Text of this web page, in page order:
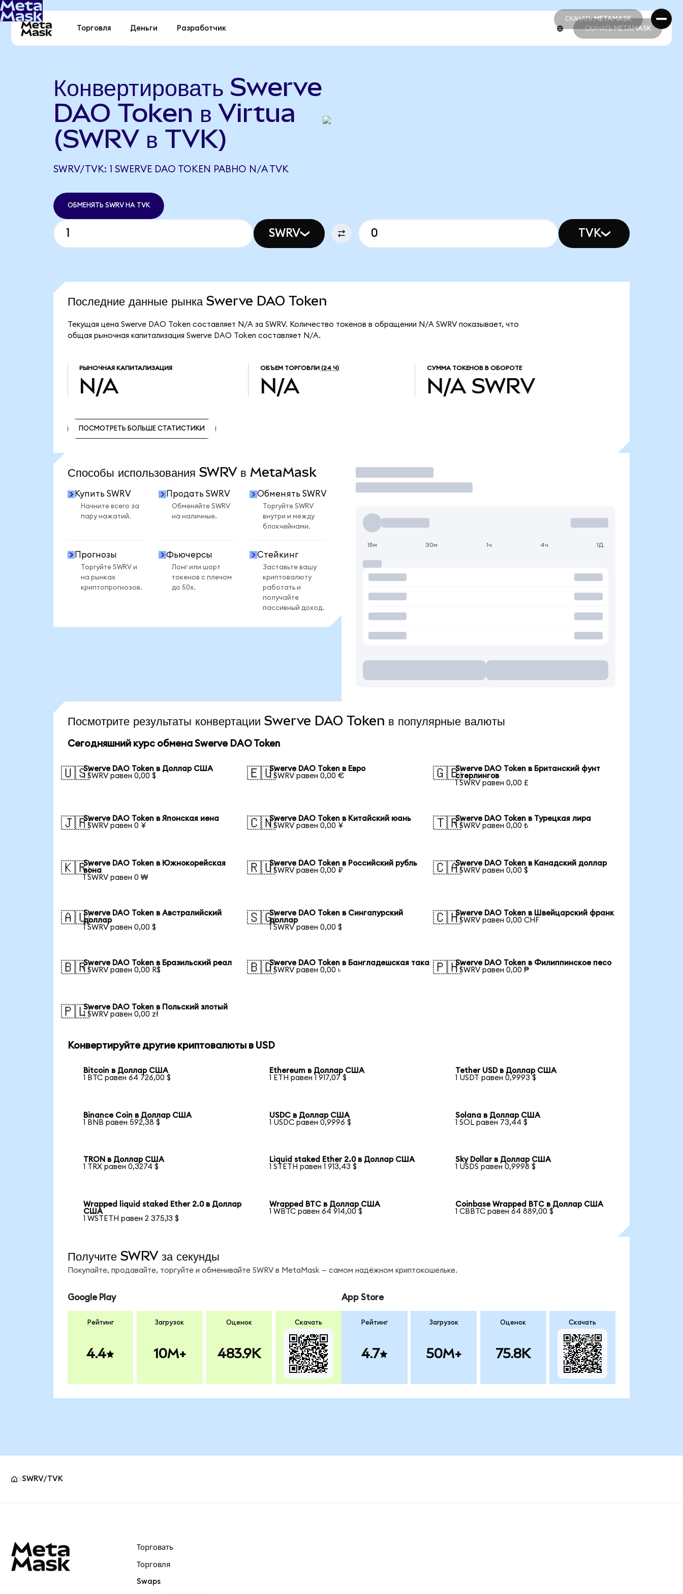
СКАЧАТЬ METAMASK
СКАЧАТЬ METAMASK
Торговля Деньги Разработчик СКАЧАТЬ METAMASK
Конвертировать Swerve
DAO Token в Virtua
(SWRV в TVK)
SWRV/TVK: 1 SWERVE DAO TOKEN РАВНО N/A TVK
ОБМЕНЯТЬ SWRV НА TVK
SWRV TVK
Последние данные рынка Swerve DAO Token
Текущая цена Swerve DAO Token составляет N/A за SWRV. Количество токенов в обращении N/A SWRV показывает, что
общая рыночная капитализация Swerve DAO Token составляет N/A.
РЫНОЧНАЯ КАПИТАЛИЗАЦИЯ
N/A
ОБЪЕМ ТОРГОВЛИ (24 Ч)
N/A
СУММА ТОКЕНОВ В ОБОРОТЕ
N/A SWRV
ПОСМОТРЕТЬ БОЛЬШЕ СТАТИСТИКИ
Способы использования SWRV в MetaMask
Купить SWRV
Начните всего за
пару нажатий.
Продать SWRV
Обменяйте SWRV
на наличные.
Обменять SWRV
Торгуйте SWRV
внутри и между
блокчейнами.
Прогнозы
Торгуйте SWRV и
на рынках
криптопрогнозов.
Фьючерсы
Лонг или шорт
токенов с плечом
до 50x.
Стейкинг
Заставьте вашу
криптовалюту
работать и
получайте
пассивный доход.
Торговать
15м 30м 1ч 4ч 1Д
Посмотрите результаты конвертации Swerve DAO Token в популярные валюты
Сегодняшний курс обмена Swerve DAO Token
🇺🇸Swerve DAO Token в Доллар США
1 SWRV равен 0,00 $
🇪🇺Swerve DAO Token в Евро
1 SWRV равен 0,00 €
🇬🇧Swerve DAO Token в Британский фунт
стерлингов
1 SWRV равен 0,00 £
🇯🇵Swerve DAO Token в Японская иена
1 SWRV равен 0 ¥
🇨🇳Swerve DAO Token в Китайский юань
1 SWRV равен 0,00 ¥
🇹🇷Swerve DAO Token в Турецкая лира
1 SWRV равен 0,00 ₺
🇰🇷Swerve DAO Token в Южнокорейская
вона
1 SWRV равен 0 ₩
🇷🇺Swerve DAO Token в Российский рубль
1 SWRV равен 0,00 ₽
🇨🇦Swerve DAO Token в Канадский доллар
1 SWRV равен 0,00 $
🇦🇺Swerve DAO Token в Австралийский
доллар
1 SWRV равен 0,00 $
🇸🇬Swerve DAO Token в Сингапурский
доллар
1 SWRV равен 0,00 $
🇨🇭Swerve DAO Token в Швейцарский франк
1 SWRV равен 0,00 CHF
🇧🇷Swerve DAO Token в Бразильский реал
1 SWRV равен 0,00 R$
🇧🇩Swerve DAO Token в Бангладешская така
1 SWRV равен 0,00 ৳
🇵🇭Swerve DAO Token в Филиппинское песо
1 SWRV равен 0,00 ₱
🇵🇱Swerve DAO Token в Польский злотый
1 SWRV равен 0,00 zł
Конвертируйте другие криптовалюты в USD
Bitcoin в Доллар США
1 BTC равен 64 726,00 $
Ethereum в Доллар США
1 ETH равен 1 917,07 $
Tether USD в Доллар США
1 USDT равен 0,9993 $
Binance Coin в Доллар США
1 BNB равен 592,38 $
USDC в Доллар США
1 USDC равен 0,9996 $
Solana в Доллар США
1 SOL равен 73,44 $
TRON в Доллар США
1 TRX равен 0,3274 $
Liquid staked Ether 2.0 в Доллар США
1 STETH равен 1 913,43 $
Sky Dollar в Доллар США
1 USDS равен 0,9998 $
Wrapped liquid staked Ether 2.0 в Доллар
США
1 WSTETH равен 2 375,13 $
Wrapped BTC в Доллар США
1 WBTC равен 64 914,00 $
Coinbase Wrapped BTC в Доллар США
1 CBBTC равен 64 889,00 $
Получите SWRV за секунды
Покупайте, продавайте, торгуйте и обменивайте SWRV в MetaMask — самом надёжном криптокошельке.
Google Play
Рейтинг
4.4
Загрузок
10M+
Оценок
483.9K
Скачать
App Store
Рейтинг
4.7
Загрузок
50M+
Оценок
75.8K
Скачать
SWRV/TVK
Торговать
Торговля
Swaps